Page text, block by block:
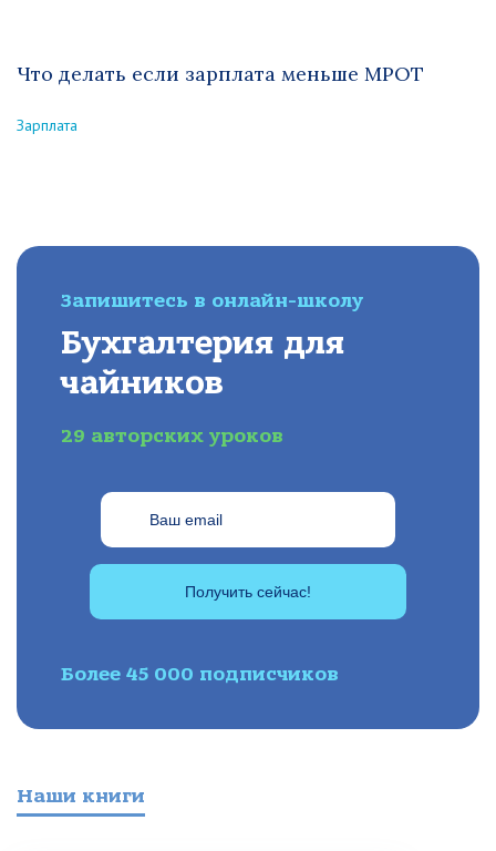
Что делать если зарплата меньше МРОТ
Зарплата
Запишитесь в онлайн-школу
Бухгалтерия для
чайников
29 авторских уроков
Получить сейчас!
Более 45 000 подписчиков
Наши книги